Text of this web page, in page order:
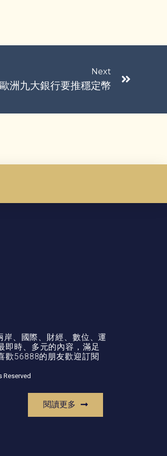
Next
歐洲九大銀行要推穩定幣
、國際、財經、數位、運
即時、多元的內容，滿足
歡56888的朋友歡迎訂閱
Reserved
閱讀更多